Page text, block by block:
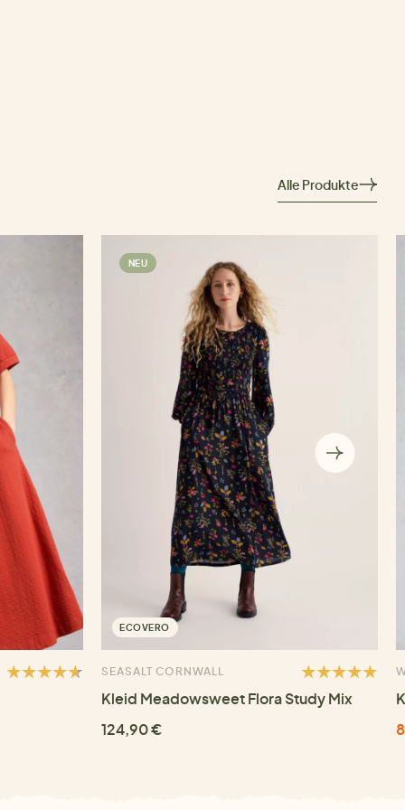
Alle Produkte
NEU
ECOVERO
SEASALT CORNWALL
Kleid Meadowsweet Flora Study Mix
124,90 €